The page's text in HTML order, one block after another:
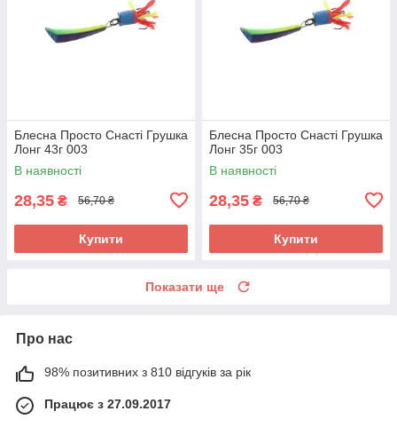
Блесна Просто Снасті Грушка
Лонг 43г 003
В наявності
28,35 ₴ 56,70 ₴
Купити
Блесна Просто Снасті Грушка
Лонг 35г 003
В наявності
28,35 ₴ 56,70 ₴
Купити
Показати ще
Про нас
98% позитивних з 810 відгуків за рік
Працює з 27.09.2017